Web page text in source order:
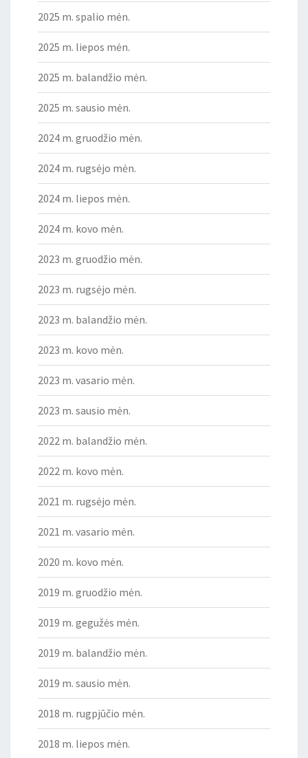
2025 m. spalio mėn.
2025 m. liepos mėn.
2025 m. balandžio mėn.
2025 m. sausio mėn.
2024 m. gruodžio mėn.
2024 m. rugsėjo mėn.
2024 m. liepos mėn.
2024 m. kovo mėn.
2023 m. gruodžio mėn.
2023 m. rugsėjo mėn.
2023 m. balandžio mėn.
2023 m. kovo mėn.
2023 m. vasario mėn.
2023 m. sausio mėn.
2022 m. balandžio mėn.
2022 m. kovo mėn.
2021 m. rugsėjo mėn.
2021 m. vasario mėn.
2020 m. kovo mėn.
2019 m. gruodžio mėn.
2019 m. gegužės mėn.
2019 m. balandžio mėn.
2019 m. sausio mėn.
2018 m. rugpjūčio mėn.
2018 m. liepos mėn.